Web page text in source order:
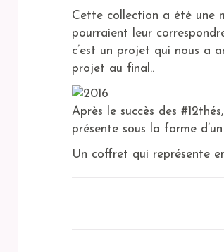
Cette collection a été une
pourraient leur
c’est un projet qui nous a
projet au final..
Après le succès des
présente sous la forme
Un coffret qui représente